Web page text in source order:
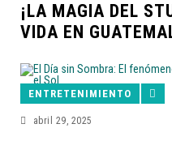
¡LA MAGIA DEL
VIDA EN
ENTRETENIMIENTO
abril 29, 2025